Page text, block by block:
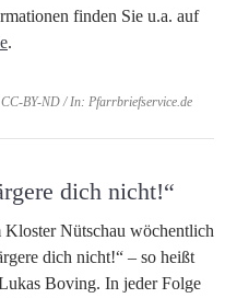
finden Sie u.a. auf
.
BY-ND / In: Pfarrbriefservice.de
dich nicht!“
Kloster Nütschau wöchentlich
dich nicht!“ – so heißt
Boving. In jeder Folge